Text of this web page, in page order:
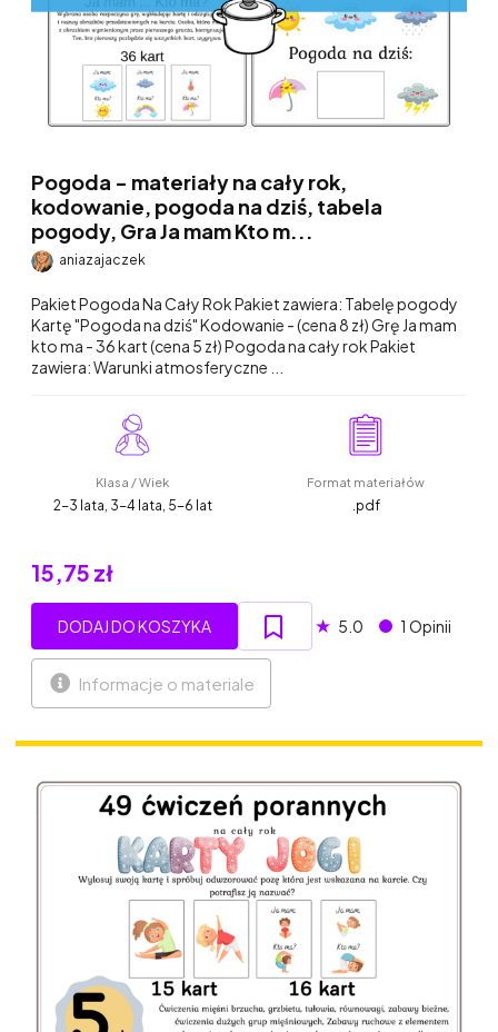
Pogoda - materiały na cały rok,
kodowanie, pogoda na dziś, tabela
pogody, Gra Ja mam Kto m...
aniazajaczek
Pakiet Pogoda Na Cały Rok Pakiet zawiera: Tabelę pogody
Kartę "Pogoda na dziś" Kodowanie - (cena 8 zł) Grę Ja mam
kto ma - 36 kart (cena 5 zł) Pogoda na cały rok Pakiet
zawiera: Warunki atmosferyczne ...
Klasa / Wiek
2-3 lata, 3-4 lata, 5-6 lat
Format materiałów
.pdf
15,75 zł
DODAJ DO KOSZYKA ★ 5.0 1 Opinii
Informacje o materiale